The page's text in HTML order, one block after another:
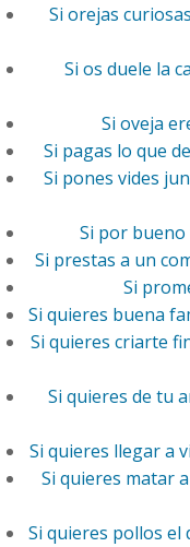
Si orejas
Si os duele la
Si oveja
Si pagas lo que
Si pones vides
Si por bueno
Si prestas a un
Si
Si quieres buena
Si quieres criarte
Si quieres de tu
Si quieres llegar a
Si quieres matar
Si quieres pollos el